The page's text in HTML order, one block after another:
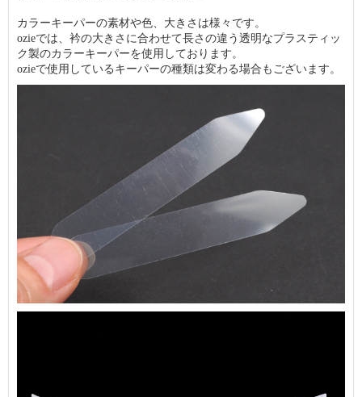
カラーキーパーの素材や色、大きさは様々です。
ozieでは、衿の大きさに合わせて長さの違う透明なプラスティッ
ク製のカラーキーパーを使用しております。
ozieで使用しているキーパーの種類は変わる場合もございます。